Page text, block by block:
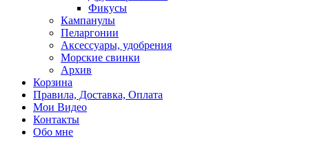
Фикусы
Кампанулы
Пеларгонии
Аксессуары, удобрения
Морские свинки
Архив
Корзина
Правила, Доставка, Оплата
Мои Видео
Контакты
Обо мне